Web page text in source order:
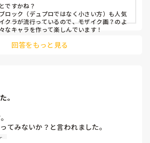
すよう気をつけています。
ですかね？
ロック（デュプロではなく小さい方）も人気
クラが流行っているので、モザイク画？のよ
なキャラを作って楽しんでいます！
回答をもっと見る
。
てみないか？と言われました。
任を持ったことがあり、